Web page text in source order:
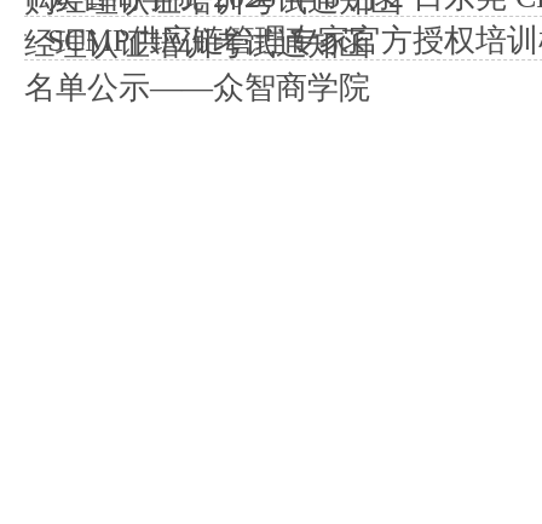
经理认证培训考试通知函
SCMP供应链管理专家官方授权培
名单公示——众智商学院